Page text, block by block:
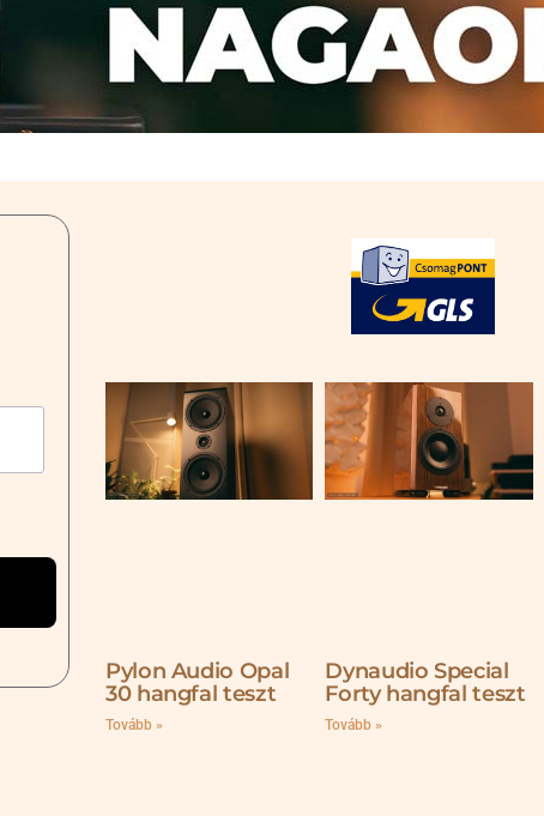
Pylon Audio Opal
30 hangfal teszt
Tovább »
Dynaudio Special
Forty hangfal teszt
Tovább »